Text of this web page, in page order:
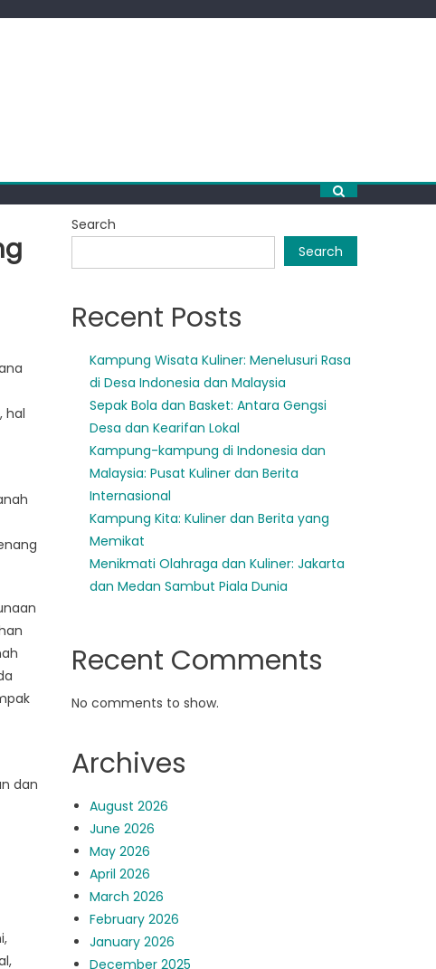
hal
dan
Search
Search
Recent Posts
Kampung Wisata Kuliner: Menelusuri Rasa
di Desa Indonesia dan Malaysia
Sepak Bola dan Basket: Antara Gengsi
Desa dan Kearifan Lokal
Kampung-kampung di Indonesia dan
Malaysia: Pusat Kuliner dan Berita
Internasional
Kampung Kita: Kuliner dan Berita yang
Memikat
Menikmati Olahraga dan Kuliner: Jakarta
dan Medan Sambut Piala Dunia
Recent Comments
No comments to show.
Archives
August 2026
June 2026
May 2026
April 2026
March 2026
February 2026
January 2026
December 2025